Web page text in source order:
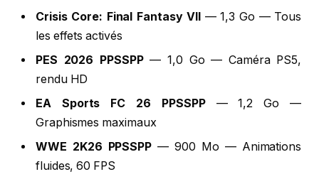
Crisis Core: Final Fantasy VII — 1,3 Go — Tous
les effets activés
PES 2026 PPSSPP— 1,0 Go — Caméra PS5,
rendu HD
EA Sports FC 26 PPSSPP— 1,2 Go —
Graphismes maximaux
WWE 2K26 PPSSPP — 900 Mo — Animations
fluides, 60 FPS